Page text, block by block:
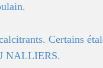
Certains
NALLIERS.